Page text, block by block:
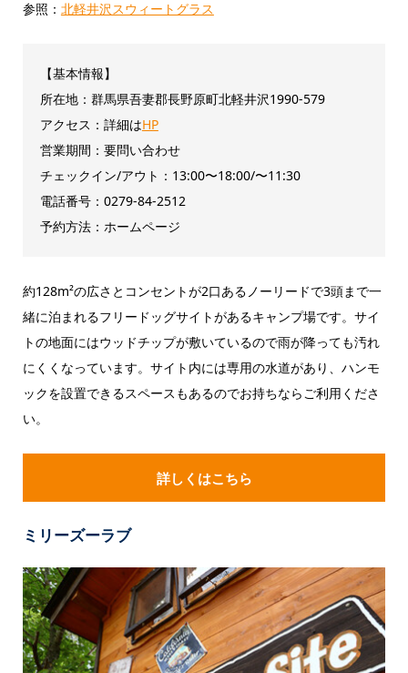
参照： 北軽井沢スウィートグラス
【基本情報】
所在地：群馬県吾妻郡長野原町北軽井沢1990-579
アクセス：詳細はHP
営業期間：要問い合わせ
チェックイン/アウト：13:00〜18:00/〜11:30
電話番号：0279-84-2512
予約方法：ホームページ
約128m²の広さとコンセントが2口あるノーリードで3頭まで一
緒に泊まれるフリードッグサイトがあるキャンプ場です。サイ
トの地面にはウッドチップが敷いているので雨が降っても汚れ
にくくなっています。サイト内には専用の水道があり、ハンモ
ックを設置できるスペースもあるのでお持ちならご利用くださ
い。
詳しくはこちら
ミリーズーラブ